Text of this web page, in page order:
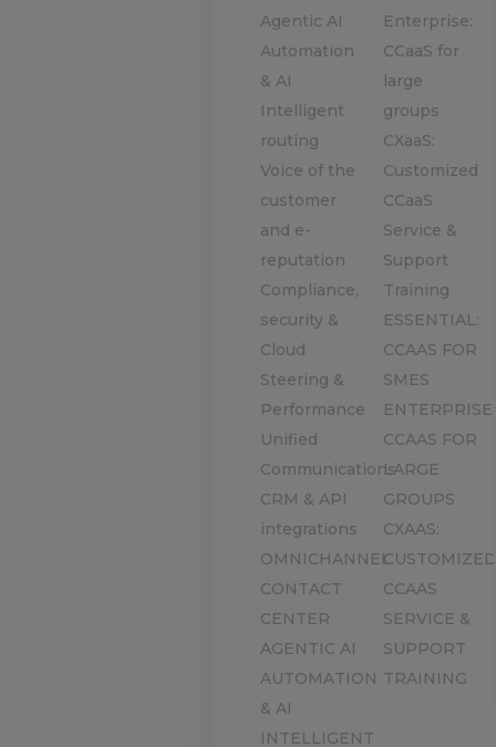
Agentic AI
Automation
& AI
Intelligent
routing
Voice of the
customer
and e-
reputation
Compliance,
security &
Cloud
Steering &
Performance
Unified
Communications
CRM & API
integrations
OMNICHANNEL
CONTACT
CENTER
AGENTIC AI
AUTOMATION
& AI
INTELLIGENT
Enterprise:
CCaaS for
large
groups
CXaaS:
Customized
CCaaS
Service &
Support
Training
ESSENTIAL:
CCAAS FOR
SMES
ENTERPRISE:
CCAAS FOR
LARGE
GROUPS
CXAAS:
CUSTOMIZED
CCAAS
SERVICE &
SUPPORT
TRAINING